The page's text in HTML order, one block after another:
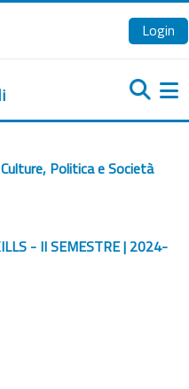
Login
Politica e Società
- II SEMESTRE | 2024-